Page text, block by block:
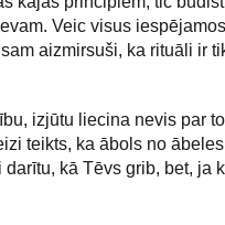
Veic visus
aizmirsuši, ka rituāli ir
izjūtu liecina nevis par
teikts, ka ābols no
kā Tēvs grib, bet, ja